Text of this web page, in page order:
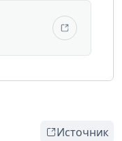
Источник